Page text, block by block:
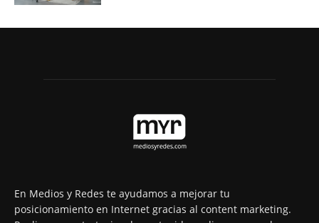
En Medios y Redes te ayudamos a mejorar tu
posicionamiento en Internet gracias al content marketing.